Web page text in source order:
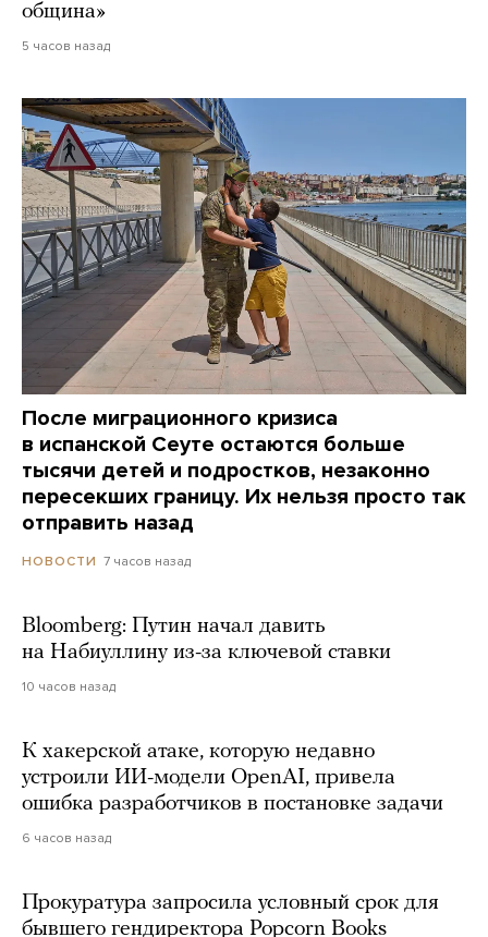
община»
5 часов назад
После миграционного кризиса
в испанской Сеуте остаются больше
тысячи детей и подростков, незаконно
пересекших границу. Их нельзя просто так
отправить назад
НОВОСТИ 7 часов назад
Bloomberg: Путин начал давить
на Набиуллину из-за ключевой ставки
10 часов назад
К хакерской атаке, которую недавно
устроили ИИ-модели OpenAI, привела
ошибка разработчиков в постановке задачи
6 часов назад
Прокуратура запросила условный срок для
бывшего гендиректора Popcorn Books